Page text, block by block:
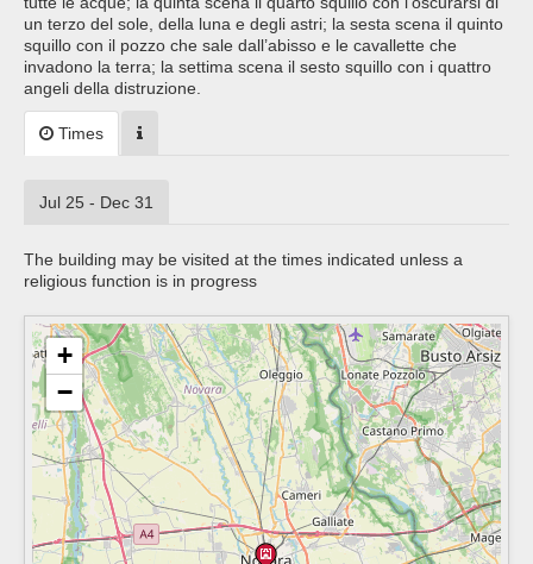
un terzo del sole, della luna e degli astri; la sesta scena il quinto
squillo con il pozzo che sale dall’abisso e le cavallette che
invadono la terra; la settima scena il sesto squillo con i quattro
angeli della distruzione.
Times
Jul 25 - Dec 31
The building may be visited at the times indicated unless a
religious function is in progress
+
−